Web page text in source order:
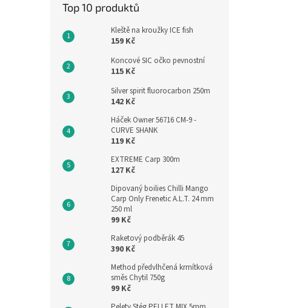
Top 10 produktů
Kleště na kroužky ICE fish
159 Kč
Koncové SIC očko pevnostní
115 Kč
Silver spirit fluorocarbon 250m
142 Kč
Háček Owner 56716 CM-9 -
CURVE SHANK
119 Kč
EXTREME Carp 300m
127 Kč
Dipovaný boilies Chilli Mango
Carp Only Frenetic A.L.T. 24 mm
250 ml
99 Kč
Raketový podběrák 45
390 Kč
Method předvlhčená krmítková
směs Chytil 750g
99 Kč